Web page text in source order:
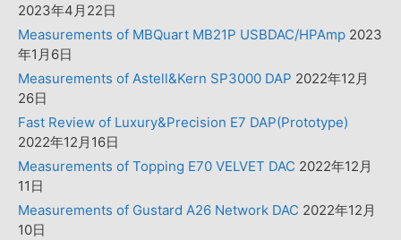
2023年4月22日
Measurements of MBQuart MB21P USBDAC/HPAmp 2023
年1月6日
Measurements of Astell&Kern SP3000 DAP 2022年12月
26日
Fast Review of Luxury&Precision E7 DAP(Prototype)
2022年12月16日
Measurements of Topping E70 VELVET DAC 2022年12月
11日
Measurements of Gustard A26 Network DAC 2022年12月
10日